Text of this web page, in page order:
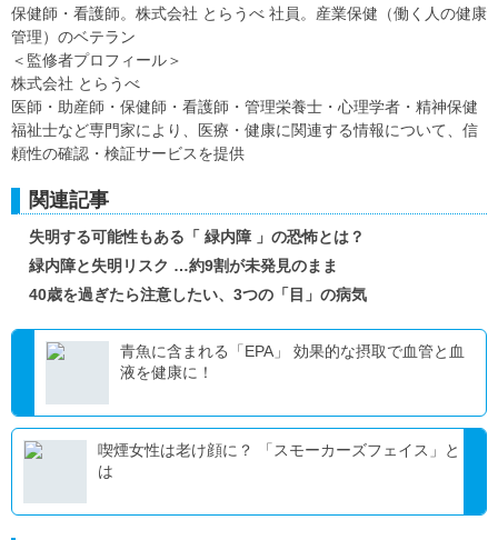
保健師・看護師。株式会社 とらうべ 社員。産業保健（働く人の健康
管理）のベテラン
＜監修者プロフィール＞
株式会社 とらうべ
医師・助産師・保健師・看護師・管理栄養士・心理学者・精神保健
福祉士など専門家により、医療・健康に関連する情報について、信
頼性の確認・検証サービスを提供
関連記事
失明する可能性もある「 緑内障 」の恐怖とは？
緑内障と失明リスク …約9割が未発見のまま
40歳を過ぎたら注意したい、3つの「目」の病気
青魚に含まれる「EPA」 効果的な摂取で血管と血
液を健康に！
喫煙女性は老け顔に？ 「スモーカーズフェイス」と
は